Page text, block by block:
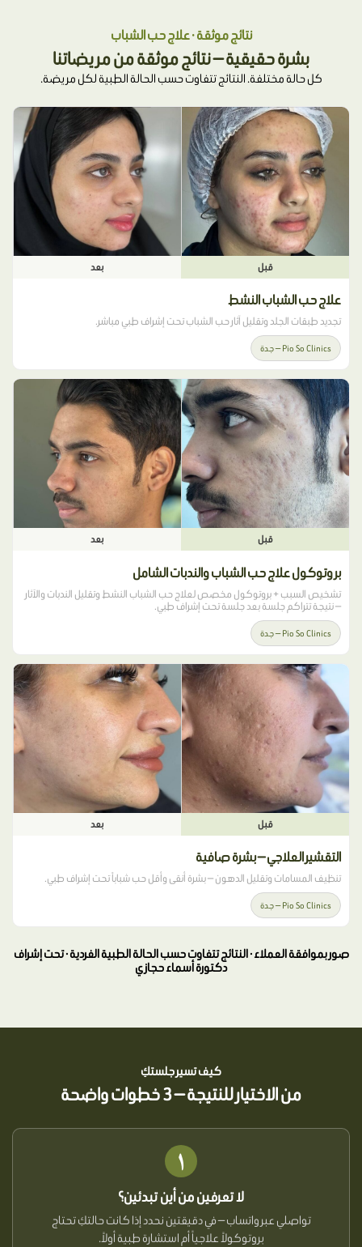
نتائج موثقة · علاج حب الشباب
بشرة حقيقية — نتائج موثقة من مريضاتنا
كل حالة مختلفة. النتائج تتفاوت حسب الحالة الطبية لكل مريضة.
قبل بعد
علاج حب الشباب النشط
تجديد طبقات الجلد وتقليل آثار حب الشباب تحت إشراف طبي مباشر.
Pio So Clinics — جدة
قبل بعد
بروتوكول علاج حب الشباب والندبات الشامل
تشخيص السبب + بروتوكول مخصص لعلاج حب الشباب النشط وتقليل الندبات والآثار
— نتيجة تتراكم جلسة بعد جلسة تحت إشراف طبي.
Pio So Clinics — جدة
قبل بعد
التقشير العلاجي — بشرة صافية
تنظيف المسامات وتقليل الدهون — بشرة أنقى وأقل حب شباباً تحت إشراف طبي.
Pio So Clinics — جدة
صور بموافقة العملاء · النتائج تتفاوت حسب الحالة الطبية الفردية · تحت إشراف
دكتورة أسماء حجازي
كيف تسير جلستكِ
من الاختيار للنتيجة — 3 خطوات واضحة
١
لا تعرفين من أين تبدئين؟
تواصلي عبر واتساب — في دقيقتين نحدد إذا كانت حالتكِ تحتاج
بروتوكولاً علاجياً أم استشارة طبية أولاً.